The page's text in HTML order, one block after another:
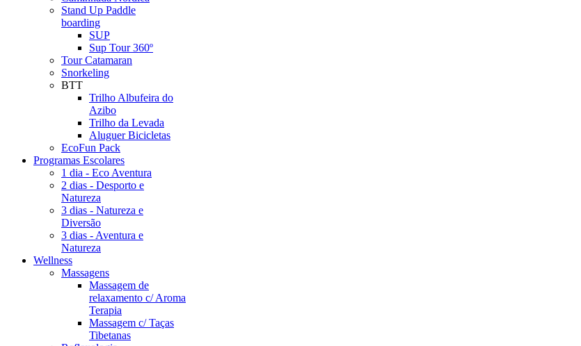
Stand Up Paddle
boarding
SUP
Sup Tour 360º
Tour Catamaran
Snorkeling
BTT
Trilho Albufeira do
Azibo
Trilho da Levada
Aluguer Bicicletas
EcoFun Pack
Programas Escolares
1 dia - Eco Aventura
2 dias - Desporto e
Natureza
3 dias - Natureza e
Diversão
3 dias - Aventura e
Natureza
Wellness
Massagens
Massagem de
relaxamento c/ Aroma
Terapia
Massagem c/ Taças
Tibetanas